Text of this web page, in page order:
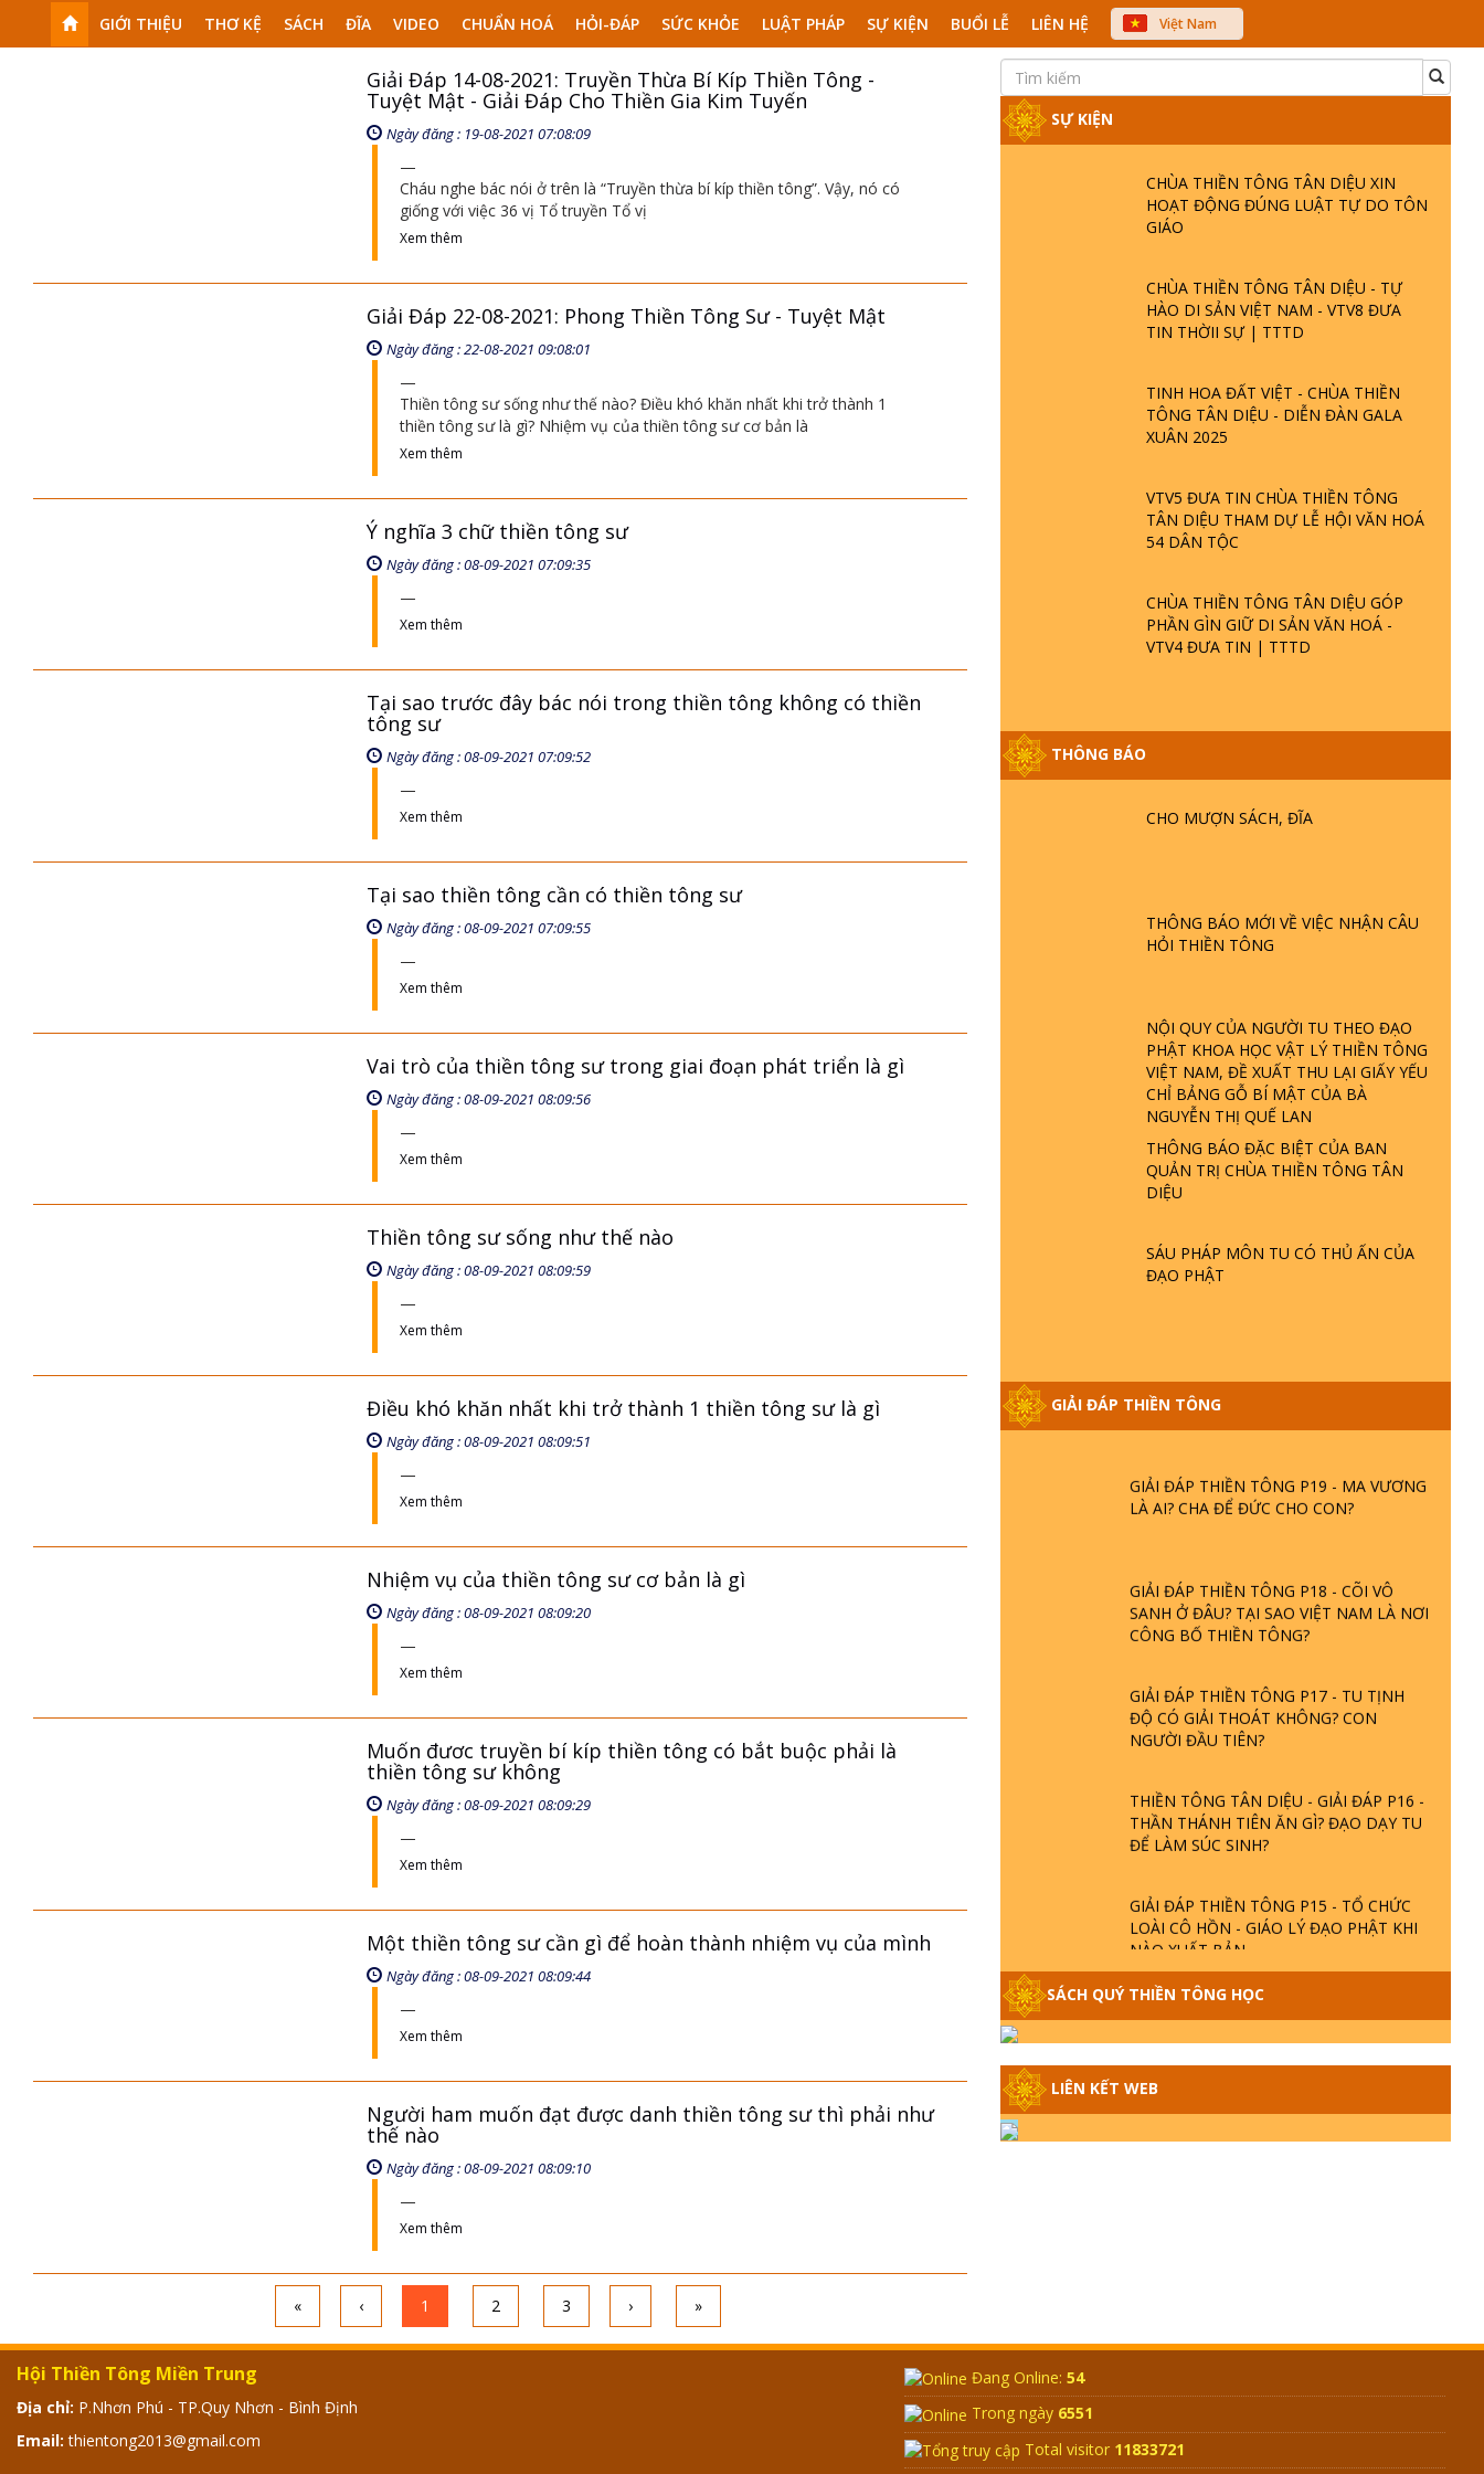
GIỚI THIỆU THƠ KỆ SÁCH ĐĨA VIDEO CHUẨN HOÁ HỎI-ĐÁP SỨC KHỎE LUẬT PHÁP SỰ KIỆN BUỔI LỄ LIÊN HỆ
Việt Nam
中文
Giải Đáp 14-08-2021: Truyền Thừa Bí Kíp Thiền Tông -
Tuyệt Mật - Giải Đáp Cho Thiền Gia Kim Tuyến
Ngày đăng : 19-08-2021 07:08:09
Cháu nghe bác nói ở trên là “Truyền thừa bí kíp thiền tông”. Vậy, nó có
giống với việc 36 vị Tổ truyền Tổ vị
Xem thêm
Giải Đáp 22-08-2021: Phong Thiền Tông Sư - Tuyệt Mật
Ngày đăng : 22-08-2021 09:08:01
Thiền tông sư sống như thế nào? Điều khó khăn nhất khi trở thành 1
thiền tông sư là gì? Nhiệm vụ của thiền tông sư cơ bản là
Xem thêm
Ý nghĩa 3 chữ thiền tông sư
Ngày đăng : 08-09-2021 07:09:35
Xem thêm
Tại sao trước đây bác nói trong thiền tông không có thiền
tông sư
Ngày đăng : 08-09-2021 07:09:52
Xem thêm
Tại sao thiền tông cần có thiền tông sư
Ngày đăng : 08-09-2021 07:09:55
Xem thêm
Vai trò của thiền tông sư trong giai đoạn phát triển là gì
Ngày đăng : 08-09-2021 08:09:56
Xem thêm
Thiền tông sư sống như thế nào
Ngày đăng : 08-09-2021 08:09:59
Xem thêm
Điều khó khăn nhất khi trở thành 1 thiền tông sư là gì
Ngày đăng : 08-09-2021 08:09:51
Xem thêm
Nhiệm vụ của thiền tông sư cơ bản là gì
Ngày đăng : 08-09-2021 08:09:20
Xem thêm
Muốn đươc truyền bí kíp thiền tông có bắt buộc phải là
thiền tông sư không
Ngày đăng : 08-09-2021 08:09:29
Xem thêm
Một thiền tông sư cần gì để hoàn thành nhiệm vụ của mình
Ngày đăng : 08-09-2021 08:09:44
Xem thêm
Người ham muốn đạt được danh thiền tông sư thì phải như
thế nào
Ngày đăng : 08-09-2021 08:09:10
Xem thêm
« ‹ 1 2 3 › »
SỰ KIỆN
CHÙA THIỀN TÔNG TÂN DIỆU XIN
HOẠT ĐỘNG ĐÚNG LUẬT TỰ DO TÔN
GIÁO
CHÙA THIỀN TÔNG TÂN DIỆU - TỰ
HÀO DI SẢN VIỆT NAM - VTV8 ĐƯA
TIN THỜII SỰ | TTTD
TINH HOA ĐẤT VIỆT - CHÙA THIỀN
TÔNG TÂN DIỆU - DIỄN ĐÀN GALA
XUÂN 2025
VTV5 ĐƯA TIN CHÙA THIỀN TÔNG
TÂN DIỆU THAM DỰ LỄ HỘI VĂN HOÁ
54 DÂN TỘC
CHÙA THIỀN TÔNG TÂN DIỆU GÓP
PHẦN GÌN GIỮ DI SẢN VĂN HOÁ -
VTV4 ĐƯA TIN | TTTD
THÔNG BÁO
CHO MƯỢN SÁCH, ĐĨA
THÔNG BÁO MỚI VỀ VIỆC NHẬN CÂU
HỎI THIỀN TÔNG
NỘI QUY CỦA NGƯỜI TU THEO ĐẠO
PHẬT KHOA HỌC VẬT LÝ THIỀN TÔNG
VIỆT NAM, ĐỀ XUẤT THU LẠI GIẤY YẾU
CHỈ BẢNG GỖ BÍ MẬT CỦA BÀ
NGUYỄN THỊ QUẾ LAN
THÔNG BÁO ĐẶC BIỆT CỦA BAN
QUẢN TRỊ CHÙA THIỀN TÔNG TÂN
DIỆU
SÁU PHÁP MÔN TU CÓ THỦ ẤN CỦA
ĐẠO PHẬT
GIẢI ĐÁP THIỀN TÔNG
GIẢI ĐÁP ĐẶC BIỆT P25 - SUỐT 49 NĂM
PHẬT KHÔNG NÓI? HỘI LONG HOA LÀ
HỘI GÌ? TỬ VÌ ĐẠO
TTTD
GIẢI ĐÁP ĐẶC BIỆT P23 - THIÊN ĐÀNG Ở
GIẢI ĐÁP THIỀN TÔNG ĐẶC BIỆT P22 -
TẠI SAO TRÁI ĐẤT NHIỀU THIÊN TAI - LŨ
LỤT - HỎA HOẠN | TTTD
GIẢI ĐÁP THIỀN TÔNG ĐẶC BIỆT P21 -
TẠI SAO ĐỨC PHẬT BƯỚC ĐI 7 BƯỚC
TRÊN HOA SEN ? | TTTD
GIẢI ĐÁP VỀ LỄ TIỄN THIỀN TÔNG SƯ
NGỌC LÂM VỀ PHẬT GIỚI
20 - BÁC NGUYỄN NHÂN LÀ AI? PHIỀN
NÃO DO ĐÂU MÀ CÓ?
GIẢI ĐÁP THIỀN TÔNG P19 - MA VƯƠNG
LÀ AI? CHA ĐỂ ĐỨC CHO CON?
GIẢI ĐÁP THIỀN TÔNG P18 - CÕI VÔ
SANH Ở ĐÂU? TẠI SAO VIỆT NAM LÀ NƠI
CÔNG BỐ THIỀN TÔNG?
GIẢI ĐÁP THIỀN TÔNG P17 - TU TỊNH
ĐỘ CÓ GIẢI THOÁT KHÔNG? CON
NGƯỜI ĐẦU TIÊN?
THIỀN TÔNG TÂN DIỆU - GIẢI ĐÁP P16 -
THẦN THÁNH TIÊN ĂN GÌ? ĐẠO DẠY TU
ĐỂ LÀM SÚC SINH?
GIẢI ĐÁP THIỀN TÔNG P15 - TỔ CHỨC
LOÀI CÔ HỒN - GIÁO LÝ ĐẠO PHẬT KHI
NÀO XUẤT BẢN
GIẢI ĐÁP THIỀN TÔNG ĐẶC BIỆT - P14 -
NGUỒN GỐC ÂM LỊCH DƯƠNG LỊCH -
TẦNG BÌNH LƯU LỚN ĐẾN ĐÂU
KHÔNG? XÁ LỢI PHẬT THẬT - GIẢ |
THIỀN BỊ CÔ HỒN NHẬP? TRƯỚC KHI
TẮT THỞ NGÁP 3 CÁI?
SÁCH QUÝ THIỀN TÔNG HỌC
LIÊN KẾT WEB
Hội Thiền Tông Miền Trung
Địa chỉ: P.Nhơn Phú - TP.Quy Nhơn - Bình Định
Email: thientong2013@gmail.com
Đang Online: 54
Trong ngày 6551
Total visitor 11833721